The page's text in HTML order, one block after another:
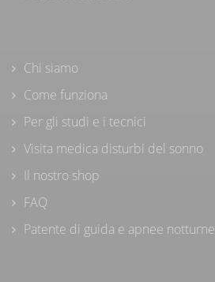
Chi siamo
Come funziona
Per gli studi e i tecnici
Visita medica disturbi del sonno
Il nostro shop
FAQ
Patente di guida e apnee notturne